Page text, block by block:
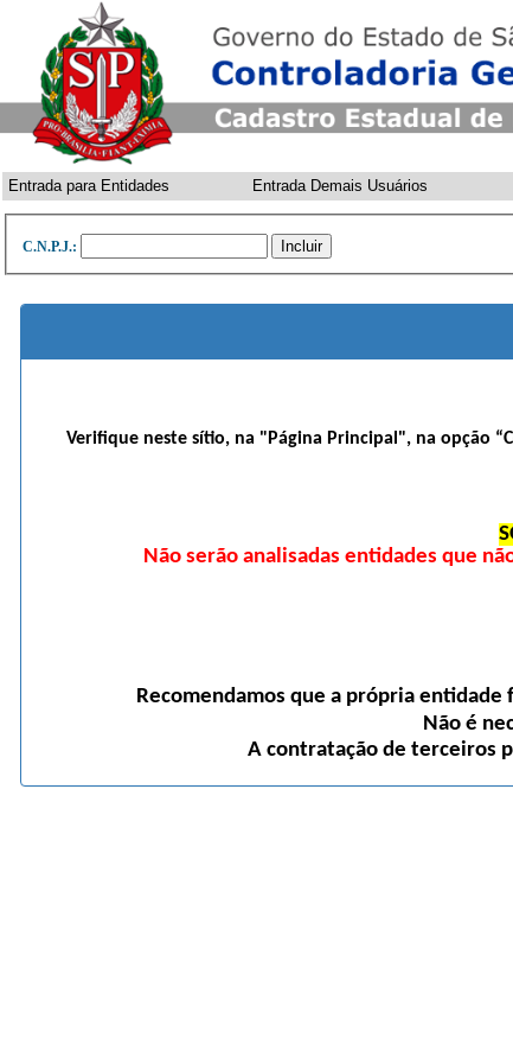
Entrada para Entidades Entrada Demais Usuários
C.N.P.J.:
Verifique neste sítio, na "Página Principal", na opção
Não serão analisadas entidades que
Recomendamos que a própria entidade
Não é
A contratação de terceiros